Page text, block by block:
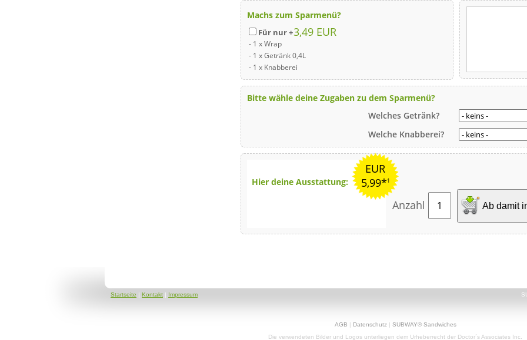
Machs zum Sparmenü?
Für nur +3,49 EUR
- 1 x Wrap
- 1 x Getränk 0,4L
- 1 x Knabberei
Bitte wähle deine Zugaben zu dem Sparmenü?
Welches Getränk?
Welche Knabberei?
EUR
5,99*1
Hier deine Ausstattung:
Anzahl Ab damit
Startseite | Kontakt | Impressum
AGB | Datenschutz| SUBWAY® Sandwiches
Die verwendeten Bilder und Logos unterliegen dem Urheberrecht der Doctor´s Associates Inc.